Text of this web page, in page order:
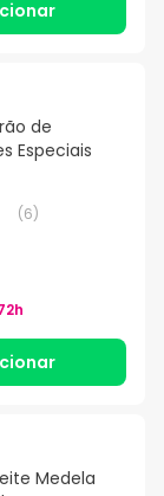
de
Especiais
(6)
Medela